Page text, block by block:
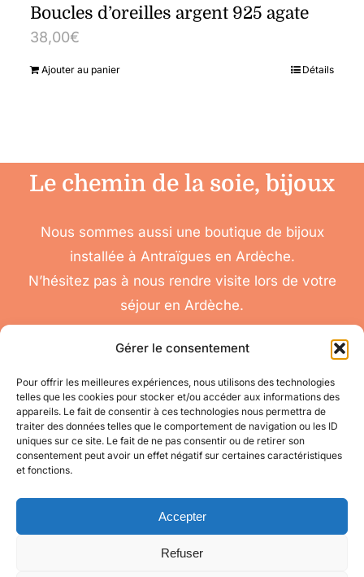
Gérer le consentement
Pour offrir les meilleures expériences, nous utilisons des technologies
telles que les cookies pour stocker et/ou accéder aux informations des
appareils. Le fait de consentir à ces technologies nous permettra de
traiter des données telles que le comportement de navigation ou les ID
uniques sur ce site. Le fait de ne pas consentir ou de retirer son
consentement peut avoir un effet négatif sur certaines caractéristiques
et fonctions.
Accepter
Refuser
Boucles d’oreilles argent 925 agate
38,00€
Ajouter au panier Détails
Le chemin de la soie, bijoux
Nous sommes aussi une boutique de bijoux
installée à Antraïgues en Ardèche.
N’hésitez pas à nous rendre visite lors de votre
séjour en Ardèche.
nous
contacter
pour toute question
Toggle
Navigation
Accéder à mon compte
Conditions
Générales de Vente